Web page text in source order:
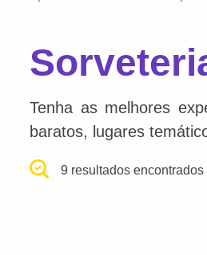
Tenha as melhores
baratos, lugares
9 resultados encontrados